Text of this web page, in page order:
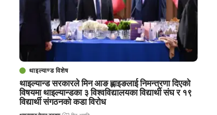
थाइल्याण्ड विशेष
थाइल्यान्ड सरकारले मिन आङ ह्लाइङलाई निमन्त्रणा दिएको
विषयमा थाइल्यान्डका ३ विश्वविद्यालयका विद्यार्थी संघ र १९
विद्यार्थी संगठनको कडा विरोध